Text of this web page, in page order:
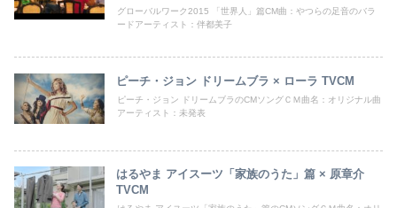
グローバルワーク2015 「世界人」篇CM曲：やつらの足音のバラ
ードアーティスト：伴都美子
ピーチ・ジョン ドリームブラ × ローラ TVCM
ピーチ・ジョン ドリームブラのCMソングＣＭ曲名：オリジナル曲
アーティスト：未発表
はるやま アイスーツ「家族のうた」篇 × 原章介
TVCM